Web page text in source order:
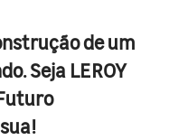
de um
Seja LEROY